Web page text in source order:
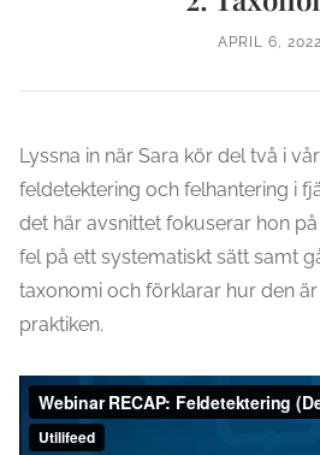
APRIL 6, 2022
Lyssna in när Sara kör del två i
feldetektering och felhantering i
det här avsnittet fokuserar hon
fel på ett systematiskt sätt samt
taxonomi och förklarar hur den
praktiken.